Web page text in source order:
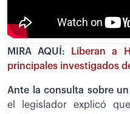
MIRA AQUÍ:
Liberan a
principales investigados
Ante la consulta sobre
el legislador explicó